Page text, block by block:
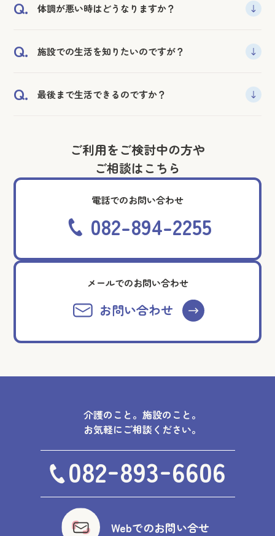
だきます。
お過ごしかご様子をお伝えいたします。
Q. 体調が悪い時はどうなりますか？
は、訪問看護、かかりつけ医や協力医療機関、家族と連
Q. 施設での生活を知りたいのですが？
お過ごしかご様子をお伝えいたします。
Q. 最後まで生活できるのですか？
ります。また、長期の入院や特別な医療行為が発生する
場合なども退所いただく場合があります。
が、当施設での対応が難しくなってくれば、その都度ご
相談させていただきます。
ご利用をご検討中の方や
ご相談はこちら
電話でのお問い合わせ
082-894-2255
メールでのお問い合わせ
お問い合わせ
介護のこと。施設のこと。
お気軽にご相談ください。
082-893-6606
Webでのお問い合せ